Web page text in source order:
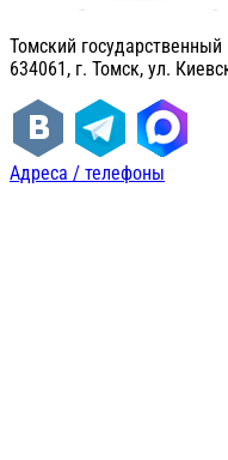
Томский
634061, г. Томск, ул.
Адреса / телефоны